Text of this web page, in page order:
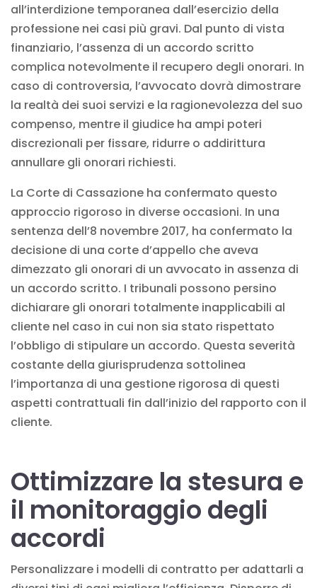
all’interdizione temporanea dall’esercizio della
professione nei casi più gravi. Dal punto di vista
finanziario, l’assenza di un accordo scritto
complica notevolmente il recupero degli onorari. In
caso di controversia, l’avvocato dovrà dimostrare
la realtà dei suoi servizi e la ragionevolezza del suo
compenso, mentre il giudice ha ampi poteri
discrezionali per fissare, ridurre o addirittura
annullare gli onorari richiesti.
La Corte di Cassazione ha confermato questo
approccio rigoroso in diverse occasioni. In una
sentenza dell’8 novembre 2017, ha confermato la
decisione di una corte d’appello che aveva
dimezzato gli onorari di un avvocato in assenza di
un accordo scritto. I tribunali possono persino
dichiarare gli onorari totalmente inapplicabili al
cliente nel caso in cui non sia stato rispettato
l’obbligo di stipulare un accordo. Questa severità
costante della giurisprudenza sottolinea
l’importanza di una gestione rigorosa di questi
aspetti contrattuali fin dall’inizio del rapporto con il
cliente.
Ottimizzare la stesura e
il monitoraggio degli
accordi
Personalizzare i modelli di contratto per adattarli a